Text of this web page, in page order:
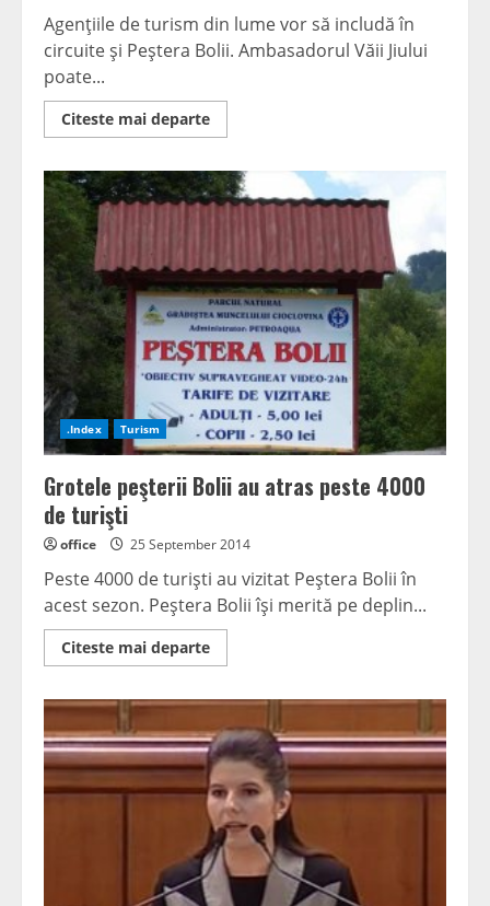
Agenţiile de turism din lume vor să includă în
circuite şi Peştera Bolii. Ambasadorul Văii Jiului
poate...
Citeste mai departeRead
more
includ
Peştera
Bolii
.Index Turism
Grotele peşterii Bolii au atras peste 4000
de turişti
office 25 September 2014
Peste 4000 de turişti au vizitat Peştera Bolii în
acest sezon. Peştera Bolii îşi merită pe deplin...
Citeste mai departeRead
more
peşterii
Bolii
au
atras
peste
4000
de
turişti